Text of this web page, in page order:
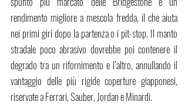
rendimento migliore a mescola fredda, il che aiuta
nei primi giri dopo la partenza o i pit-stop. Il manto
stradale poco abrasivo dovrebbe poi contenere il
degrado tra un rifornimento e l’altro, annullando il
vantaggio delle più rigide coperture giapponesi,
riservate a Ferrari, Sauber, Jordan e Minardi.